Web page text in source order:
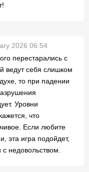
2026 06:54
перестарались с
ведут себя слишком
то при падении
Уровни
что
Если любите
эта игра подойдет,
недовольством.